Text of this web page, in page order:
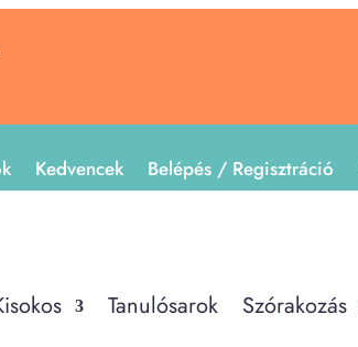
Kedvencek Belépés / Regisztráció
Tanulósarok Szórakozás